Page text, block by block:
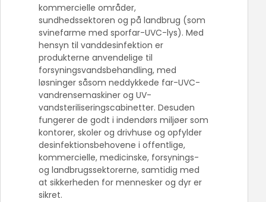
kommercielle områder,
sundhedssektoren og på landbrug (som
svinefarme med sporfar-UVC-lys). Med
hensyn til vanddesinfektion er
produkterne anvendelige til
forsyningsvandsbehandling, med
løsninger såsom neddykkede far-UVC-
vandrensemaskiner og UV-
vandsteriliseringscabinetter. Desuden
fungerer de godt i indendørs miljøer som
kontorer, skoler og drivhuse og opfylder
desinfektionsbehovene i offentlige,
kommercielle, medicinske, forsynings-
og landbrugssektorerne, samtidig med
at sikkerheden for mennesker og dyr er
sikret.